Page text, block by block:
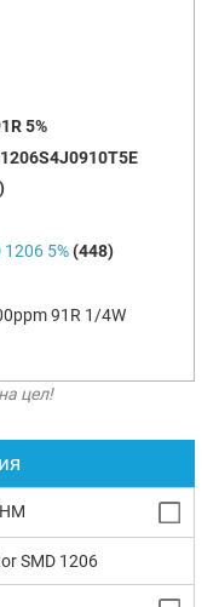
5%
1206S4J0910T5E
1206 5% (448)
91R 1/4W
цел!
SMD 1206